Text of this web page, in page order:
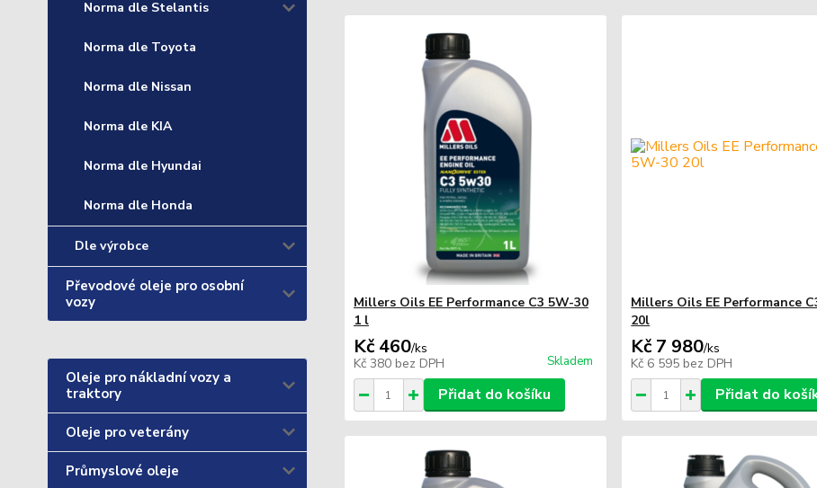
Norma dle Stelantis
Norma dle Toyota
Norma dle Nissan
Norma dle KIA
Norma dle Hyundai
Norma dle Honda
Dle výrobce
Převodové oleje pro osobní
vozy
Oleje pro nákladní vozy a
traktory
Oleje pro veterány
Průmyslové oleje
Millers Oils EE Performance C3 5W-30
1 l
Kč 460/ks
Kč 380 bez DPH Skladem
Přidat do košíku
Millers Oils EE Performance
20l
Kč 7 980/ks
Kč 6 595 bez DPH
Přidat do